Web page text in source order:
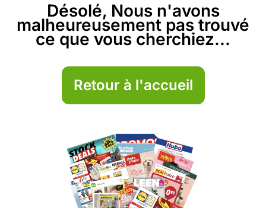
Désolé, Nous n'avons
malheureusement pas trouvé
ce que vous cherchiez...
Retour à l'accueil